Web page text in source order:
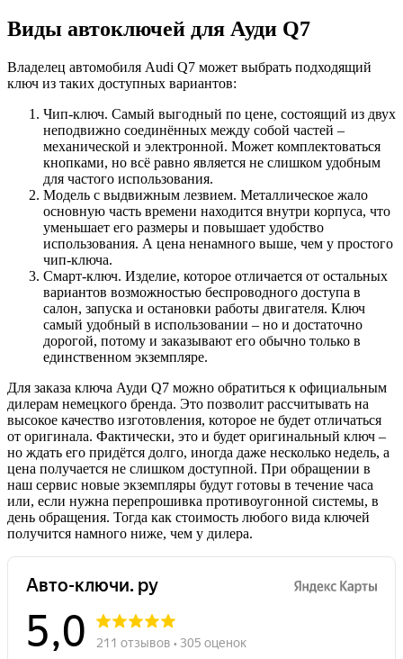
Виды автоключей для Ауди Q7
Владелец автомобиля Audi Q7 может выбрать подходящий
ключ из таких доступных вариантов:
Чип-ключ. Самый выгодный по цене, состоящий из двух
неподвижно соединённых между собой частей –
механической и электронной. Может комплектоваться
кнопками, но всё равно является не слишком удобным
для частого использования.
Модель с выдвижным лезвием. Металлическое жало
основную часть времени находится внутри корпуса, что
уменьшает его размеры и повышает удобство
использования. А цена ненамного выше, чем у простого
чип-ключа.
Смарт-ключ. Изделие, которое отличается от остальных
вариантов возможностью беспроводного доступа в
салон, запуска и остановки работы двигателя. Ключ
самый удобный в использовании – но и достаточно
дорогой, потому и заказывают его обычно только в
единственном экземпляре.
Для заказа ключа Ауди Q7 можно обратиться к официальным
дилерам немецкого бренда. Это позволит рассчитывать на
высокое качество изготовления, которое не будет отличаться
от оригинала. Фактически, это и будет оригинальный ключ –
но ждать его придётся долго, иногда даже несколько недель, а
цена получается не слишком доступной. При обращении в
наш сервис новые экземпляры будут готовы в течение часа
или, если нужна перепрошивка противоугонной системы, в
день обращения. Тогда как стоимость любого вида ключей
получится намного ниже, чем у дилера.